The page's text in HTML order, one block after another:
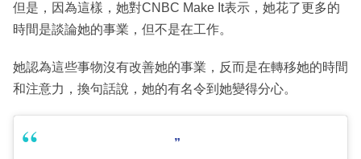
但是，因為這樣，她對CNBC Make It表示，她花了更多的
時間是談論她的事業，但不是在工作。
她認為這些事物沒有改善她的事業，反而是在轉移她的時間
和注意力，換句話說，她的有名令到她變得分心。